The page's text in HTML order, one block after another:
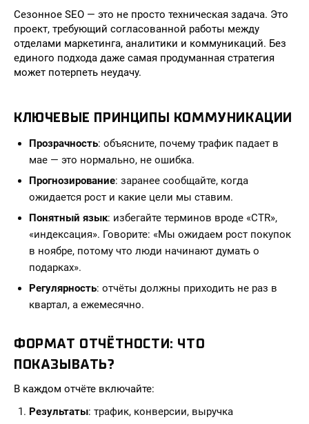
Сезонное SEO — это не просто техническая задача. Это
проект, требующий согласованной работы между
отделами маркетинга, аналитики и коммуникаций. Без
единого подхода даже самая продуманная стратегия
может потерпеть неудачу.
КЛЮЧЕВЫЕ ПРИНЦИПЫ КОММУНИКАЦИИ
Прозрачность: объясните, почему трафик падает в
мае — это нормально, не ошибка.
Прогнозирование: заранее сообщайте, когда
ожидается рост и какие цели мы ставим.
Понятный язык: избегайте терминов вроде «CTR»,
«индексация». Говорите: «Мы ожидаем рост покупок
в ноябре, потому что люди начинают думать о
подарках».
Регулярность: отчёты должны приходить не раз в
квартал, а ежемесячно.
ФОРМАТ ОТЧЁТНОСТИ: ЧТО
ПОКАЗЫВАТЬ?
В каждом отчёте включайте:
Результаты: трафик, конверсии, выручка